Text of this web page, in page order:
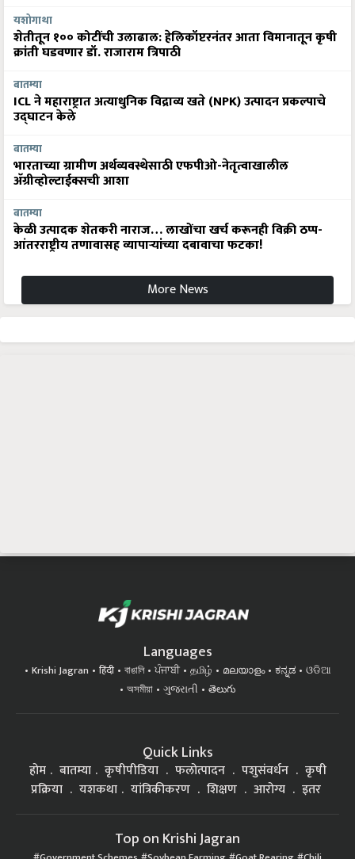
यशोगाथा
शेतीतून १०० कोटींची उलाढाल: हेलिकॉप्टरनंतर आता विमानातून कृषी
क्रांती घडवणार डॉ. राजाराम त्रिपाठी
बातम्या
ICL ने महाराष्ट्रात अत्याधुनिक विद्राव्य खते (NPK) उत्पादन प्रकल्पाचे
उद्घाटन केले
बातम्या
भारताच्या ग्रामीण अर्थव्यवस्थेसाठी एफपीओ-नेतृत्वाखालील
अ‍ॅग्रीव्होल्टाईक्सची आशा
बातम्या
केळी उत्पादक शेतकरी नाराज… लाखोंचा खर्च करूनही विक्री ठप्प-
आंतरराष्ट्रीय तणावासह व्यापाऱ्यांच्या दबावाचा फटका!
More News
Languages
Krishi Jagran हिंदी বাঙালি ਪੰਜਾਬੀ தமிழ் മലയാളം ಕನ್ನಡ
ଓଡିଆ
অসমীয়া
ગુજરાતી తెలుగు
Quick Links
होम बातम्या कृषीपीडिया फलोत्पादन पशुसंवर्धन
कृषी
प्रक्रिया
यशकथा यांत्रिकीकरण शिक्षण आरोग्य इतर
Top on Krishi Jagran